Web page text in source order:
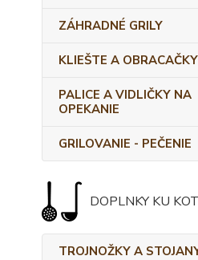
ZÁHRADNÉ GRILY
KLIEŠTE A OBRACAČKY
PALICE A VIDLIČKY NA
OPEKANIE
GRILOVANIE - PEČENIE
DOPLNKY KU
TROJNOŽKY A